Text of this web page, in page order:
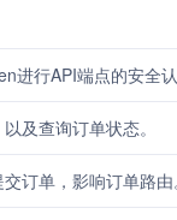
进行API端点的安全
及查询订单状态。
订单，影响订单路